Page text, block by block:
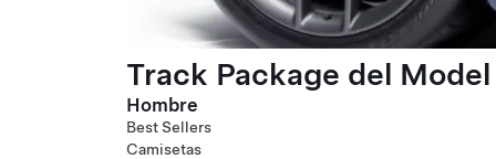
Track Package del
Hombre
Best Sellers
Camisetas